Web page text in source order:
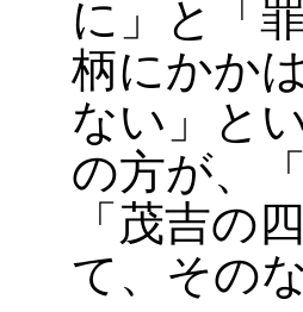
に」と「
柄にかか
ない」と
の方が、
「茂吉の
て、その